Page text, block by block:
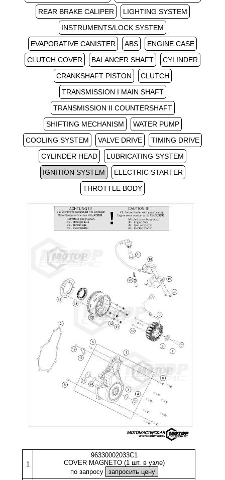
REAR BRAKE CALIPER
LIGHTING SYSTEM
INSTRUMENTS/LOCK SYSTEM
EVAPORATIVE CANISTER
ABS
ENGINE CASE
CLUTCH COVER
BALANCER SHAFT
CYLINDER
CRANKSHAFT PISTON
CLUTCH
TRANSMISSION I MAIN SHAFT
TRANSMISSION II COUNTERSHAFT
SHIFTING MECHANISM
WATER PUMP
COOLING SYSTEM
VALVE DRIVE
TIMING DRIVE
CYLINDER HEAD
LUBRICATING SYSTEM
IGNITION SYSTEM
ELECTRIC STARTER
THROTTLE BODY
1
96330002033C1
COVER MAGNETO (1 шт. в узле)
по запросу